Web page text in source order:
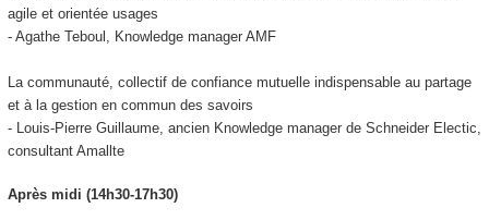
agile et orientée usages
- Agathe Teboul, Knowledge manager AMF
La communauté, collectif de confiance mutuelle indispensable au partage
et à la gestion en commun des savoirs
- Louis-Pierre Guillaume, ancien Knowledge manager de Schneider Electic,
consultant Amallte
Après midi (14h30-17h30)